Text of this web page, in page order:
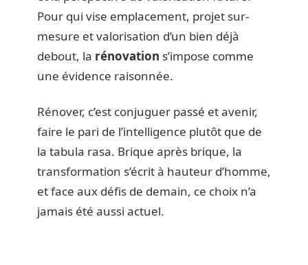
Pour qui vise emplacement, projet sur-
mesure et valorisation d’un bien déjà
debout, la rénovation s’impose comme
une évidence raisonnée.
Rénover, c’est conjuguer passé et avenir,
faire le pari de l’intelligence plutôt que de
la tabula rasa. Brique après brique, la
transformation s’écrit à hauteur d’homme,
et face aux défis de demain, ce choix n’a
jamais été aussi actuel.